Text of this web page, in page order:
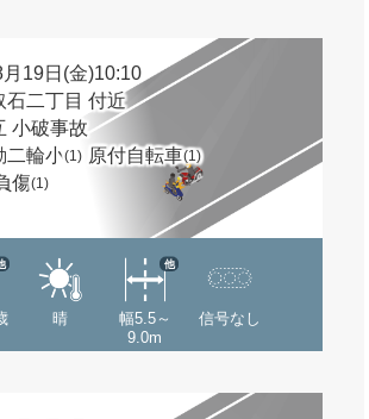
19日(金)10:10
石二丁目 付近
小破事故
二輪小(1) 原付自転車(1)
傷(1)
晴
幅5.5～
9.0m
他
信号なし